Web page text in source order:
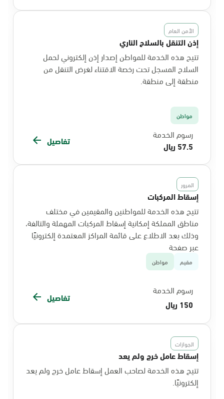
الأمن العام
إذن التنقل بالسلاح الناري
تتيح هذه الخدمة للمواطن إصدار إذن إلكتروني لحمل
السلاح المسجل تحت رخصة الاقتناء لغرض التنقل من
منطقة إلى منطقة.
مواطن
رسوم الخدمة
57.5 ريال
تفاصيل
المرور
إسقاط المركبات
تتيح هذه الخدمة للمواطنين والمقيمين في مختلف
مناطق المملكة إمكانية إسقاط المركبات المهملة والتالفة،
وذلك بعد الاطلاع على قائمة المراكز المعتمدة إلكترونيًا
عبر صفحة
مقيم مواطن
رسوم الخدمة
150 ريال
تفاصيل
الجوازات
إسقاط عامل خرج ولم يعد
تتيح هذه الخدمة لصاحب العمل إسقاط عامل خرج ولم يعد
إلكترونيًا.